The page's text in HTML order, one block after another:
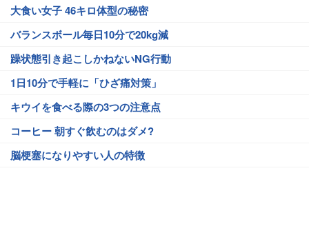
大食い女子 46キロ体型の秘密
バランスボール毎日10分で20kg減
躁状態引き起こしかねないNG行動
1日10分で手軽に「ひざ痛対策」
キウイを食べる際の3つの注意点
コーヒー 朝すぐ飲むのはダメ?
脳梗塞になりやすい人の特徴